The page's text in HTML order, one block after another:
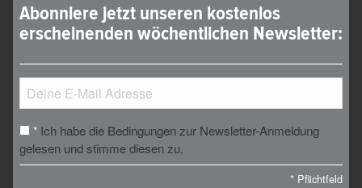
Abonniere jetzt unseren kostenlos
erscheinenden wöchentlichen Newsletter:
* Ich habe die Bedingungen zur Newsletter-Anmeldung
gelesen und stimme diesen zu.
* Pflichtfeld